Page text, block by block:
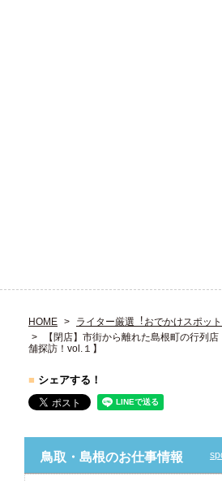
HOME
ライター厳選︕おでかけスポッ
【閉店】市街から離れた島根町の行列
舗探訪！vol.１】
■ シェアする！
鳥取・島根のお仕事情報